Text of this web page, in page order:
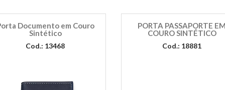
Documento em Couro
Sintético
Cod.: 13468
PORTA PASSAPORTE
COURO SINTÉTICO
Cod.: 18881